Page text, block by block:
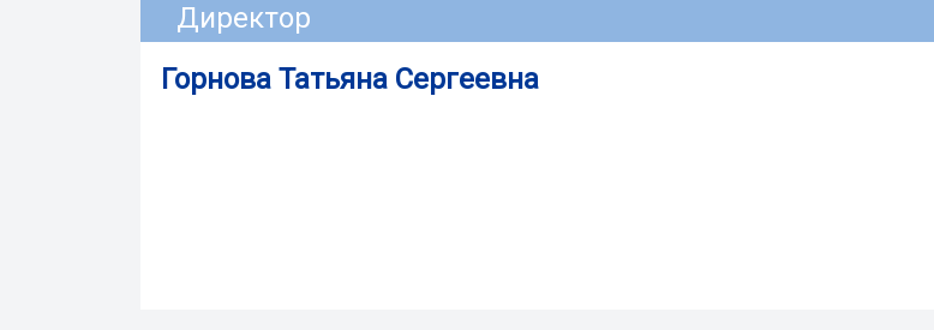
Директор
Горнова Татьяна Сергеевна